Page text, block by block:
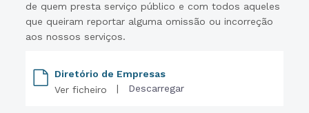
de quem presta serviço público e com todos aqueles
que queiram reportar alguma omissão ou incorreção
aos nossos serviços.
Diretório de Empresas
Ver ficheiro
| Descarregar